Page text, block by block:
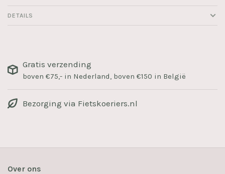
DETAILS
Gratis verzending
boven €75,- in Nederland, boven €150 in België
Bezorging via Fietskoeriers.nl
Over ons